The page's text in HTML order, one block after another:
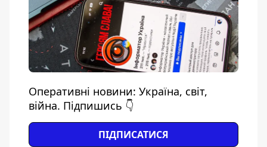
Оперативні новини: Україна, світ,
війна. Підпишись 👇
ПІДПИСАТИСЯ